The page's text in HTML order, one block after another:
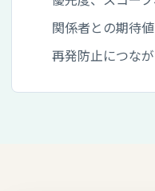
関係者との期待
再発防止につな